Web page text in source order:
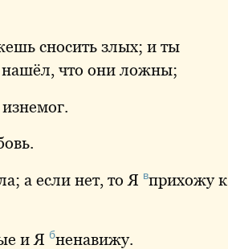
сносить злых; и ты
нашёл, что они ложны;
изнемог.
.
а если нет, то Я вприхожук
и Я бненавижу.